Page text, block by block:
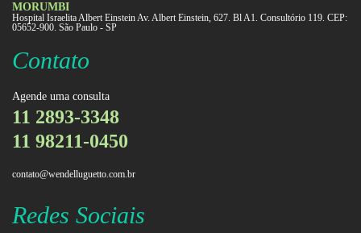
MORUMBI
Hospital Israelita Albert Einstein Av. Albert Einstein, 627. Bl A1. Consultório 119. CEP:
05652-900. São Paulo - SP
Contato
Agende uma consulta
11 2893-3348
11 98211-0450
contato@wendelluguetto.com.br
Redes Sociais